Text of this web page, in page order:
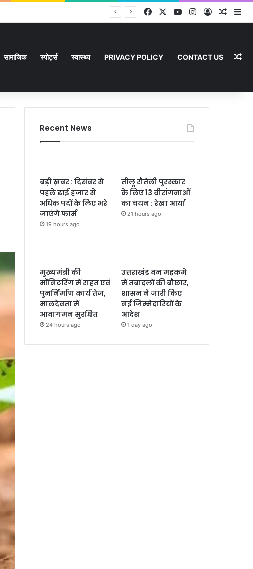
FacebookYouTubeInstagram
Log In
सामाजिक स्पोर्ट्स स्वास्थ्य PRIVACY POLICY CONTACT US
Recent News
बड़ी ख़बर : दिसंबर से
पहले ढाई हजार से
अधिक पदों के लिए भरे
जाएंगे फार्म
19 hours ago
तीलू रौतेली पुरस्कार
के लिए 13 वीरांगनाओं
का चयन : रेखा आर्या
21 hours ago
मुख्यमंत्री की
मॉनिटरिंग में राहत एवं
पुनर्निर्माण कार्य तेज,
मालदेवता में
आवागमन सुरक्षित
24 hours ago
उत्तराखंड वन महकमे
में तबादलों की बौछार,
शासन ने जारी किए
नई जिम्मेदारियों के
आदेश
1 day ago